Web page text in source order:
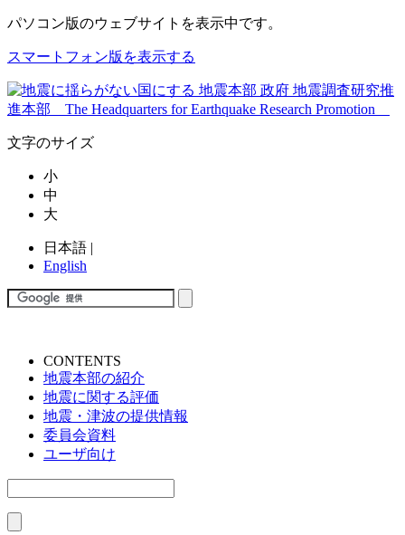
パソコン版のウェブサイトを表示中です。
スマートフォン版を表示する
文字のサイズ
小
中
大
日本語 |
English
CONTENTS
地震本部の紹介
地震に関する評価
地震・津波の提供情報
委員会資料
ユーザ向け